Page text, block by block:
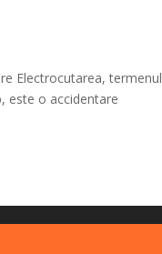
Electrocutarea, termenul
este o accidentare